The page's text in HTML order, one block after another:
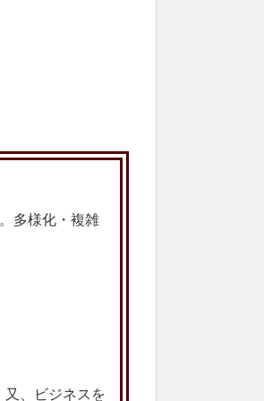
。 多様化・複雑
又、ビジネスを